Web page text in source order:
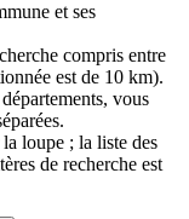
et ses
compris entre
est de 10 km).
vous
loupe ; la liste des
de recherche est